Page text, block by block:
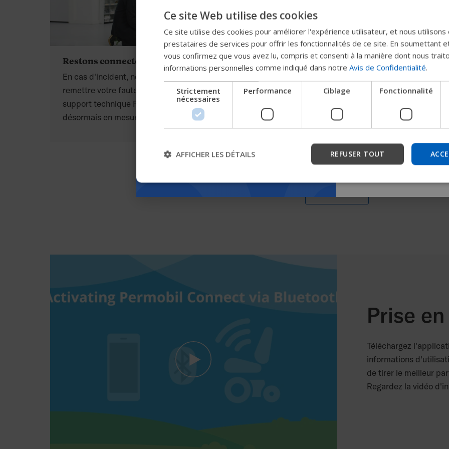
Restons connectés
En cas d'incident, nous sommes là pour
remettre votre fauteuil en marche. Votre
support technique Permobil est
désormais en mesure d’accéder à
distance aux données de votre fauteuil
gérer les erreurs potentielles dans les
État de la batterie
quelle distance vous pouvez encore
Prise
Téléchargez
informations
de tirer le meilleur
Regardez la vidéo
nouveau
Permobil
Nous testons un moyen
les produits, d'obtenir des
l'entreprise et de trouver
Commencer
Ce site Web utilise des cookies
Ce site utilise des cookies pour améliorer l'expérience utilisateur, et nous
prestataires de services pour offrir les fonctionnalités de ce site. En soumettant
vous confirmez que vous avez lu, compris et consenti à la manière dont nous
informations personnelles comme indiqué dans notre Avis de Confidentialité.
Strictement
nécessaires
Performance Ciblage Fonctionnalité
REFUSER TOUT
AFFICHER LES DÉTAILS